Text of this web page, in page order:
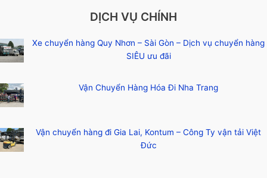
DỊCH VỤ CHÍNH
Xe chuyển hàng Quy Nhơn – Sài Gòn – Dịch vụ chuyển hàng
SIÊU ưu đãi
Vận Chuyển Hàng Hóa Đi Nha Trang
Vận chuyển hàng đi Gia Lai, Kontum – Công Ty vận tải Việt
Đức